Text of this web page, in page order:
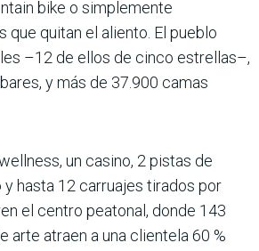
bike o simplemente
que quitan el aliento. El pueblo
–12 de ellos de cinco estrellas–,
y más de 37.900 camas
un casino, 2 pistas de
hasta 12 carruajes tirados por
el centro peatonal, donde 143
arte atraen a una clientela 60 %